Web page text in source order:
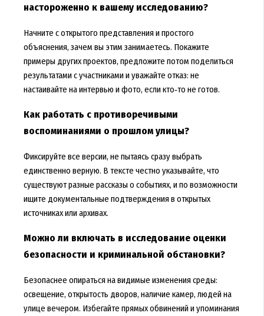
настороженно к вашему исследованию?
Начните с открытого представления и простого
объяснения, зачем вы этим занимаетесь. Покажите
примеры других проектов, предложите потом поделиться
результатами с участниками и уважайте отказ: не
настаивайте на интервью и фото, если кто‑то не готов.
Как работать с противоречивыми
воспоминаниями о прошлом улицы?
Фиксируйте все версии, не пытаясь сразу выбрать
единственно верную. В тексте честно указывайте, что
существуют разные рассказы о событиях, и по возможности
ищите документальные подтверждения в открытых
источниках или архивах.
Можно ли включать в исследование оценки
безопасности и криминальной обстановки?
Безопаснее опираться на видимые изменения среды:
освещение, открытость дворов, наличие камер, людей на
улице вечером. Избегайте прямых обвинений и упоминания